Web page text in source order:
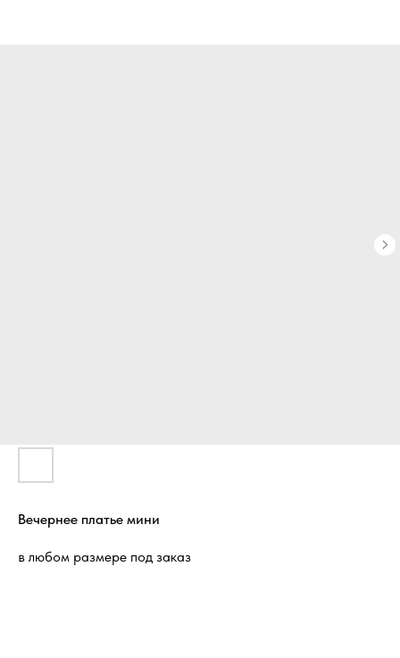
Вечернее платье мини
в любом размере под заказ